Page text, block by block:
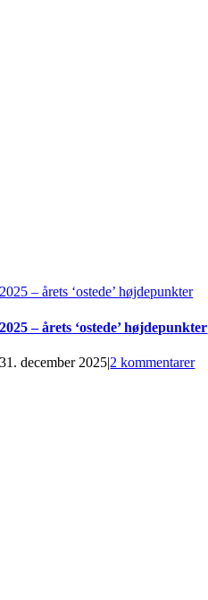
2025 – årets ‘ostede’ højdepunkter
2025 – årets ‘ostede’ højdepunkter
31. december 2025|2 kommentarer